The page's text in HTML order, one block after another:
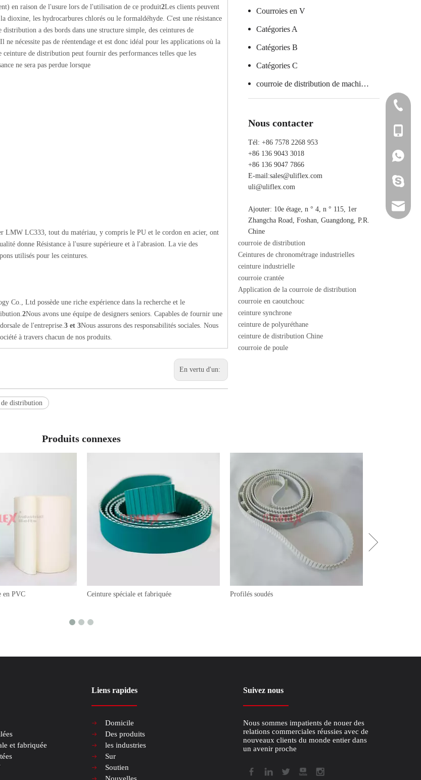
en raison de l'usure lors de l'utilisation de ce produit2Les clients peuvent
dioxine, les hydrocarbures chlorés ou le formaldéhyde. C'est une résistance
a des bords dans une structure simple, des ceintures de
nécessite pas de réentendage et est donc idéal pour les applications où la
ceinture de distribution peut fournir des performances telles que les
ne sera pas perdue lorsque
LMW LC333, tout du matériau, y compris le PU et le cordon en acier, ont
donne Résistance à l'usure supérieure et à l'abrasion. La vie des
utilisés pour les ceintures.
Co., Ltd possède une riche expérience dans la recherche et le
2Nous avons une équipe de designers seniors. Capables de fournir une
de l'entreprise.3 et 3Nous assurons des responsabilités sociales. Nous
à travers chacun de nos produits.
En vertu d'un:
distribution
Courroies en V
Catégories A
Catégories B
Catégories C
courroie de distribution de machine d'emballage
Nous contacter
Tél: +86 7578 2268 953
+86 136 9043 3018
+86 136 9047 7866
E-mail:sales@uliflex.com
uli@uliflex.com
Ajouter: 10e étage, n ° 4, n ° 115, 1er
Zhangcha Road, Foshan, Guangdong, P.R.
Chine
courroie de distribution
Ceintures de chronométrage industrielles
ceinture industrielle
courroie crantée
Application de la courroie de distribution
courroie en caoutchouc
ceinture synchrone
ceinture de polyuréthane
ceinture de distribution Chine
courroie de poule
Produits connexes
en PVC Ceinture spéciale et fabriquée Profilés soudés
et fabriquée
Liens rapides
Domicile
Des produits
les industries
Sur
Soutien
Suivez nous
Nous sommes impatients de nouer des
relations commerciales réussies avec de
nouveaux clients du monde entier dans
un avenir proche
+86
+86 136
+86 136